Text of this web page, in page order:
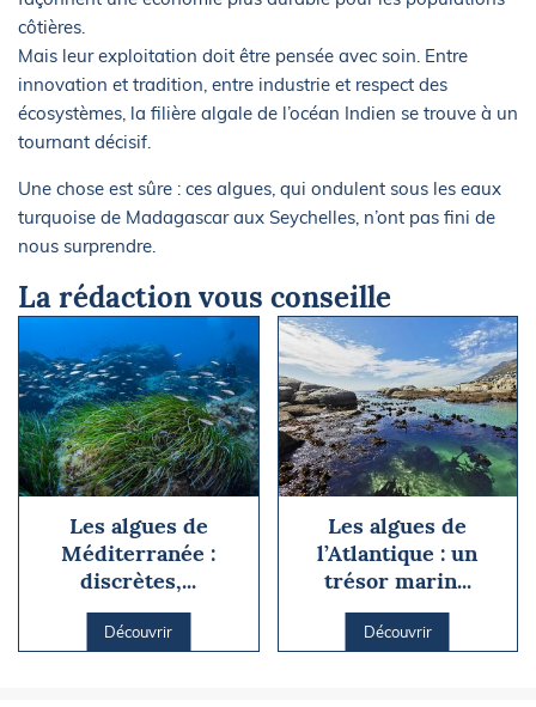
côtières.
Mais leur exploitation doit être pensée avec soin. Entre
innovation et tradition, entre industrie et respect des
écosystèmes, la filière algale de l’océan Indien se trouve à un
tournant décisif.
Une chose est sûre : ces algues, qui ondulent sous les eaux
turquoise de Madagascar aux Seychelles, n’ont pas fini de
nous surprendre.
La rédaction vous conseille
Les algues de
Méditerranée :
discrètes,...
Découvrir
Les algues de
l’Atlantique : un
trésor marin...
Découvrir